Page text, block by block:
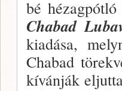
bé
Chabad Luba
kiadása,
Chabad
kívánják